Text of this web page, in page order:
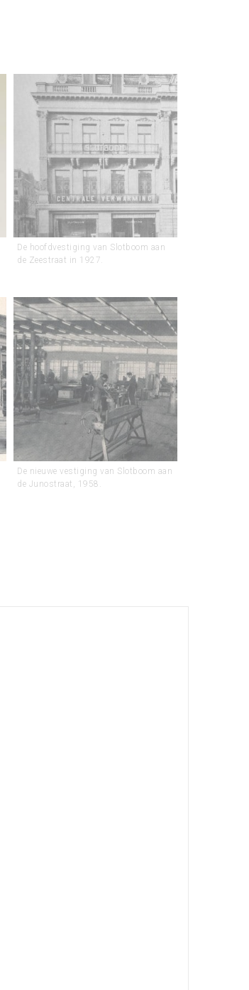
De hoofdvestiging van Slotboom aan
de Zeestraat in 1927.
De nieuwe vestiging van Slotboom aan
de Junostraat, 1958.